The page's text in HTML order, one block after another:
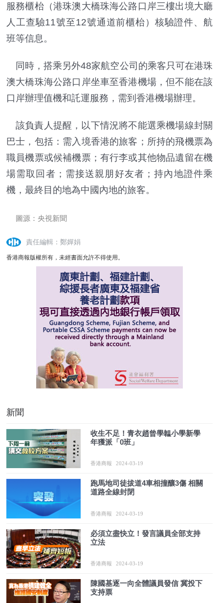
服務櫃枱（港珠澳大橋珠海公路口岸三樓出境大廳
人工查驗11號至12號通道前櫃枱）核驗證件、航
班等信息。
同時，搭乘另外48家航空公司的乘客只可在港珠
澳大橋珠海公路口岸坐車至香港機場，但不能在該
口岸辦理值機和託運服務，需到香港機場辦理。
該負責人提醒，以下情況將不能選乘機場線封關
巴士，包括：需入境香港的旅客；所持的飛機票為
職員機票或候補機票；有行李或其他物品遺留在機
場需取回者；需接送親朋好友者；持內地證件乘
機，最終目的地為中國內地的旅客。
圖源：央視新聞
責任編輯：鄭嬋娟
香港商報版權所有，未經書面允許不得使用。
新聞
收生不足！青衣趙曾學韞小學新學
年獲派「0班」
香港商報 2024-03-19
跑馬地司徒拔道4車相撞釀3傷 相關
道路全線封閉
香港商報 2024-03-19
必須立盡快立！發言議員全部支持
立法
香港商報 2024-03-19
陳國基逐一向全體議員發信 冀投下
支持票